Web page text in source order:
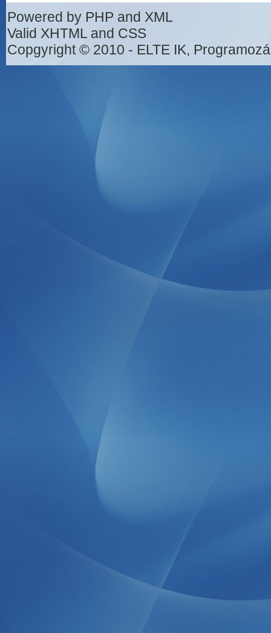
Powered by PHP and XML
Valid XHTML and CSS
Copgyright © 2010 - ELTE IK,